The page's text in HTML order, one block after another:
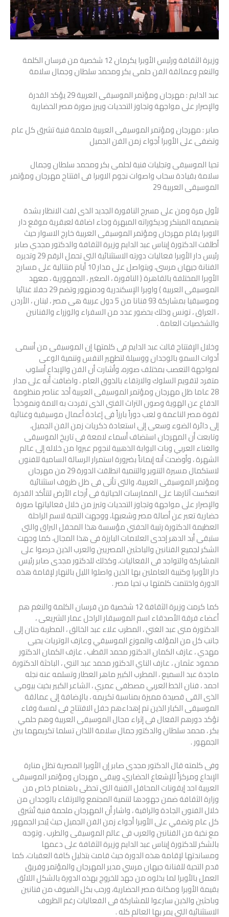
وزيرة الثقافة ورئيس الأوبرا يكرمان 12 شخصية من فرسان الكلمة
والنغم وعمالقة الفن حلمى بكر ومحمد سلطان وجمال سلامة
عبد الدايم : مهرجان ومؤتمر الموسيقى العربية 29 يؤكد القدرة
والإصرار على مواجهة وتجاوز التحديات ويبرز صورة مصر الحضارية
صابر : مهرجان ومؤتمر الموسيقى العربية ملحمة فنية تشرق كل عام
وتضفى على الأوبرا أجواء زمن الفن الجميل
تحيا الموسيقى وتجليات فنية لحلمى بكر ومحمد سلطان وجمال
سلامة بقيادة سحاب واصوات نجوم الاوبرا فى افتتاح مهرجان ومؤتمر
الموسيقى العربية 29
لأول مرة ومن على مسرح النافورة الجديد الذى لفت الانظار بشدة
بتصميمه المبتكر وديكوراته المبهرة وجاء اضافة لعبقرية موقع دار
الاوبرا يقام مهرجان ومؤتمر الموسيقى العربية خارج الاسوار حيث
أطلقت الدكتورة إيناس عبد الدايم وزيرة الثقافة والدكتور مجدي صابر
رئيس دار الأوبرا فعاليات دورته الاستثنائية التى تحمل الرقم 29 وتديره
الفنانة جيهان مرسى، ويتواصل على مدار 10 أيام متتالية على مسارح
الأوبرا المختلفة بالقاهرة ( النافورة ، الصغير ، الجمهورية ، معهد
الموسيقى العربية ) واوبرا الإسكندرية ودمنهور وتضم 29 حفلا غنائيا
وموسيقيا بمشاركة 93 فنانا من 5 دول عربية هى مصر ، لبنان ، الأردن
، العراق ، تونس وذلك بحضور عدد من السفراء والوزراء والفنانين
والشخصيات العامة .
وخلال الإفتتاح قالت عبد الدايم فى كلمتها إن الموسيقى من أسمى
أدوات السمو بالوجدان ووسيلة لتطهير النفس وتنمية الوعى
لمواجهة التعصب بمختلف صوره، وأشارت أن الفن والإبداع أسلوب
متفرد لتقويم السلوك والارتقاء بالذوق العام ، واضافت أنه على مدار
28 عاما ظل مهرجان ومؤتمر الموسيقى العربية أحد عناصر منظومة
الدفاع عن الهوية وصون التراث الفنى الذى تفردت به الامة ونموذجاً
لقوة مصر الناعمة و لعب دوراً بارزاً فى إعادة أعمال موسيقية وغنائية
إلى دائرة الضوء وسعى إلى استعادة ذكريات زمن الفن الجميل،
وتابعت أن المهرجان استضاف أسماء لامعة فى تاريخ الموسيقى
والغناء العربي وبات البوابة الذهبية لنجوم عبروا من خلاله إلى عالم
الشهرة ، وأوضحت أنه إيماناً بضرورة استمرار الرسالة السامية للفنون
لاستكمال مسيرة التنوير والتنمية انطلقت الدورة 29 من مهرجان
ومؤتمر الموسيقى العربية، والتى تأتى فى ظل ظروف استثنائية
انعكست آثارها على الممارسات الحياتية فى أرجاء الأرض لتتأكد القدرة
والإصرار على مواجهة وتجاوز التحديات وتبرز من خلال فعالياتها صورة
حضارية تعبر عن أصالة مصر وشعبها، ووجهت التحية لاسم الراحلة
العظيمة الدكتورة رتيبة الحفني مؤسسة هذا المحفل البراق والتى
ستبقى أبد الدهر إحدى العلامات البارزة فى هذا المجال، كما وجهت
الشكر لجميع الفنانين والباحثين المصريين والعرب الذين حرصوا على
المشاركة والتواجد فى الفعاليات، وكذلك للدكتور مجدى صابر رئيس
دار الأوبرا وكتيبة العاملين بها الذين واصلوا الليل بالنهار لإقامة هذه
الدورة واختتمت كلمتها ب تحيا مصر .
كما كرمت وزيرة الثقافة 12 شخصية من فرسان الكلمة والنغم هم
أعضاء فرقة الأصدقاء اسم الموسيقار الراحل عمار الشريعى ،
الدكتورة منى عبد الغني ، المطرب علاء عبد الخالق ، المطربة حنان إلى
جانب كل من المؤلف والموزع الموسيقي وعازف الوتريات يحيى
مهدي ، عازف الكمان الدكتور محمد القطب ، عازف الكمان الدكتور
محمود عثمان ، عازف الناي الدكتور محمد عبد النبي ، الباحثة الدكتورة
ماجدة عبد السميع ، المطرب الكبير ماهر العطار وتسلمه عنه نجله
احمد ، فنان الخط العربي مصطفى عمري ، الشاعر الكبير بخيت بيومي
الذى القى قصيدة مميزة بمناسبة تكريمه ، بالإضافة إلى عمالقة
الموسيقى الكبار الذين تم إهداءهم حفل الافتتاح فى لمسة وفاء
تؤكد دورهم الفعال فى إثراء مجال الموسيقى العربية وهم حلمي
بكر ، محمد سلطان والدكتور جمال سلامة اللذان تسلما تكريمهما بين
الجمهور .
وفى كلمته قال الدكتور مجدى صابر إن الأوبرا المصرية تظل منارة
الإبداع ومركزاً للإشعاع الحضاري، ويبقى مهرجان ومؤتمر الموسيقى
العربية احد إيقونات المحافل الفنية التي تحظى باهتمام خاص من
وزارة الثقافة ضمن جهودها لتنمية المجتمع والارتقاء بالوجدان من
خلال الفنون الجادة والراقية ، واشار أن المهرجان ملحمة فنية تُشرق
كل عام وتضفي على الأوبرا أجواء زمن الفن الجميل حيث يُبحر الجمهور
مع نخبة من الفنانين والعرب فى عالم الموسيقى والطرب ، وتوجه
بالشكر للدكتورة إيناس عبد الدايم وزيرة الثقافة على دعمها
ومساندتها لإقامة هذه الدورة حيث قامت بتذليل كافة العقبات، كما
قدم التحية للفنانة جيهان مرسي مدير المهرجان والمؤتمر وفريق
العمل بالأوبرا لما بذلوه من جهد للخروج بهذه الدورة بالشكل اللائق
بقيمة الأوبرا ومكانة مصر الحضارية، ورحب بكل الضيوف من فنانين
وباحثين والذين سارعوا للمشاركة فى الفعاليات رغم الظروف
الاستثنائية التي يمر بها العالم كله .